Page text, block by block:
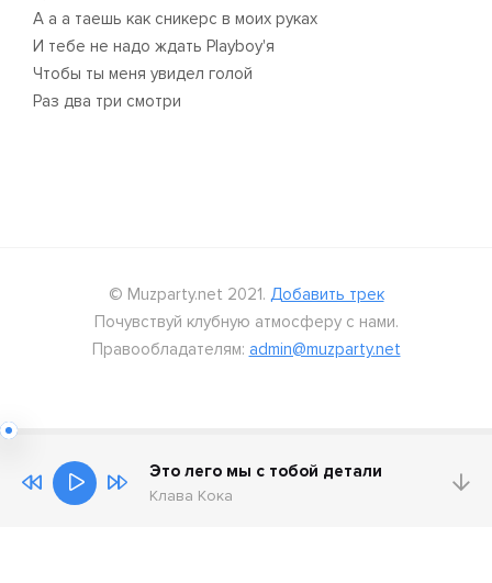
А а а таешь как сникерс в моих руках
И тебе не надо ждать Playboy'я
Чтобы ты меня увидел голой
Раз два три смотри
© Muzparty.net 2021. Добавить трек
Почувствуй клубную атмосферу с нами.
Правообладателям: admin@muzparty.net
Это лего мы с тобой детали
Клава Кока